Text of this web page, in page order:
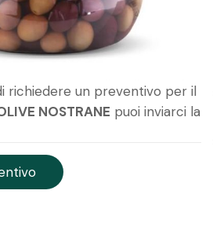
richiedere un preventivo per il
NOSTRANE puoi inviarci la